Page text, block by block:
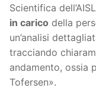
Scientifica
in carico della
un’analisi
tracciando
andamento, ossia
Tofersen».